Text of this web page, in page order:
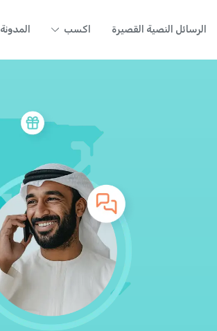
الرسائل النصية القصيرة اكسب المدونة